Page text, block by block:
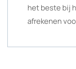
het beste bij
afrekenen